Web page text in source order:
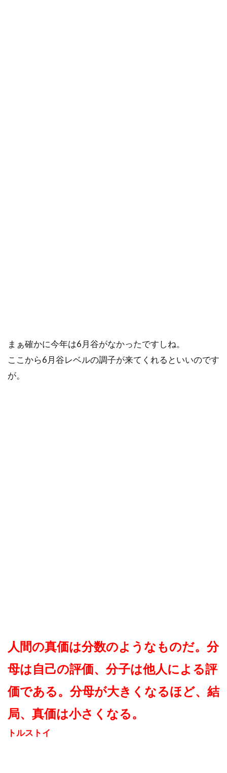
まぁ確かに今年は6月谷がなかったですしね。
ここから6月谷レベルの調子が来てくれるといいのです
が。
人間の真価は分数のようなものだ。分
母は自己の評価、分子は他人による評
価である。分母が大きくなるほど、結
局、真価は小さくなる。
トルストイ